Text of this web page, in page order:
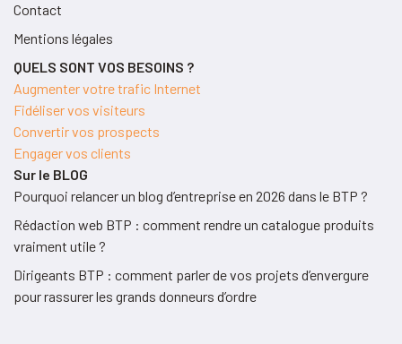
Contact
Mentions légales
QUELS SONT VOS BESOINS ?
Augmenter votre trafic Internet
Fidéliser vos visiteurs
Convertir vos prospects
Engager vos clients
Sur le BLOG
Pourquoi relancer un blog d’entreprise en 2026 dans le BTP ?
Rédaction web BTP : comment rendre un catalogue produits
vraiment utile ?
Dirigeants BTP : comment parler de vos projets d’envergure
pour rassurer les grands donneurs d’ordre